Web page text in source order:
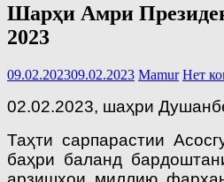
Шарҳи Амри
2023
09.02.202309.02.2023 Mamur Нет
02.02.2023, шаҳри
Таҳти cарпарастии
баҳри баланд